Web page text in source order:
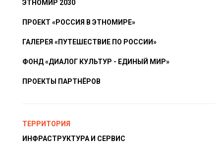
ЭТНОМИР 2030
ПРОЕКТ «РОССИЯ В ЭТНОМИРЕ»
ГАЛЕРЕЯ «ПУТЕШЕСТВИЕ ПО РОССИИ»
ФОНД «ДИАЛОГ КУЛЬТУР - ЕДИНЫЙ МИР»
ПРОЕКТЫ ПАРТНЁРОВ
ТЕРРИТОРИЯ
ИНФРАСТРУКТУРА И СЕРВИС